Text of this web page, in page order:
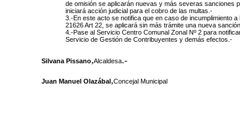
de omisión se aplicarán nuevas y más severas sanciones
iniciará acción judicial para el cobro de las multas.-
3.-En este acto se notifica que en caso de incumplimiento
21626 Art 22, se aplicará sin más trámite una nueva
4.-Pase al Servicio Centro Comunal Zonal Nº 2 para
Servicio de Gestión de Contribuyentes y demás efectos.-
Silvana Pissano,Alcaldesa.-
Juan Manuel Olazábal,Concejal Municipal